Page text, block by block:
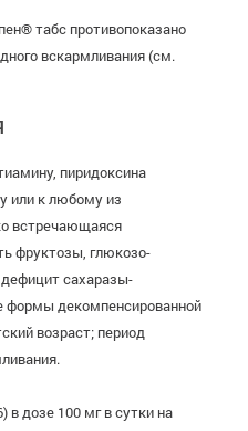
табс противопоказано
вскармливания (см.
пиридоксина
или к любому из
встречающаяся
фруктозы, глюкозо-
сахаразы-
декомпенсированной
возраст; период
в дозе 100 мг в сутки на